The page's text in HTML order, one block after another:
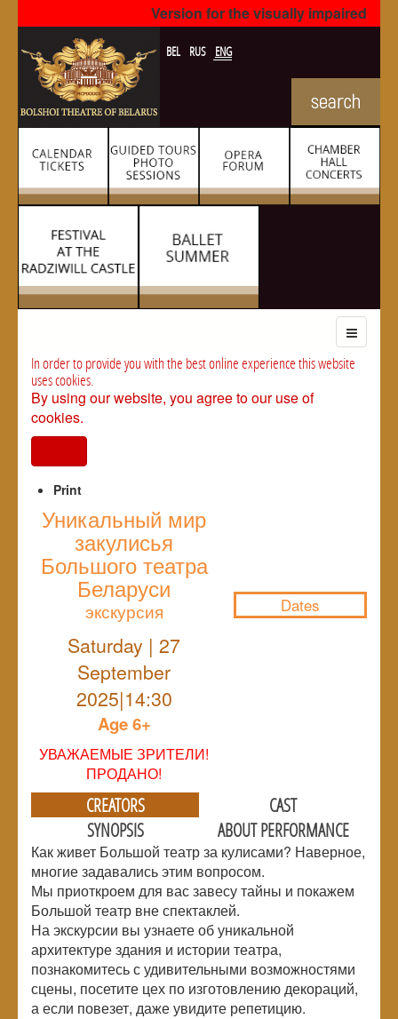
Version for the visually impaired
BEL RUS ENG
In order to provide you with the best online experience this website
uses cookies.
By using our website, you agree to our use of
cookies.
Print
Уникальный мир
закулисья
Большого театра
Беларуси
экскурсия
Saturday | 27
September
2025|14:30
Age 6+
УВАЖАЕМЫЕ ЗРИТЕЛИ!
ПРОДАНО!
Dates
CREATORS
CAST
SYNOPSIS
ABOUT PERFORMANCE
Как живет Большой театр за кулисами? Наверное,
многие задавались этим вопросом.
Мы приоткроем для вас завесу тайны и покажем
Большой театр вне спектаклей.
На экскурсии вы узнаете об уникальной
архитектуре здания и истории театра,
познакомитесь с удивительными возможностями
сцены, посетите цех по изготовлению декораций,
а если повезет, даже увидите репетицию.